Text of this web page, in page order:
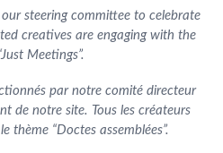
steering committee to celebrate
creatives are engaging with the
Meetings”.
par notre comité directeur
de notre site. Tous les créateurs
thème “Doctes assemblées”.